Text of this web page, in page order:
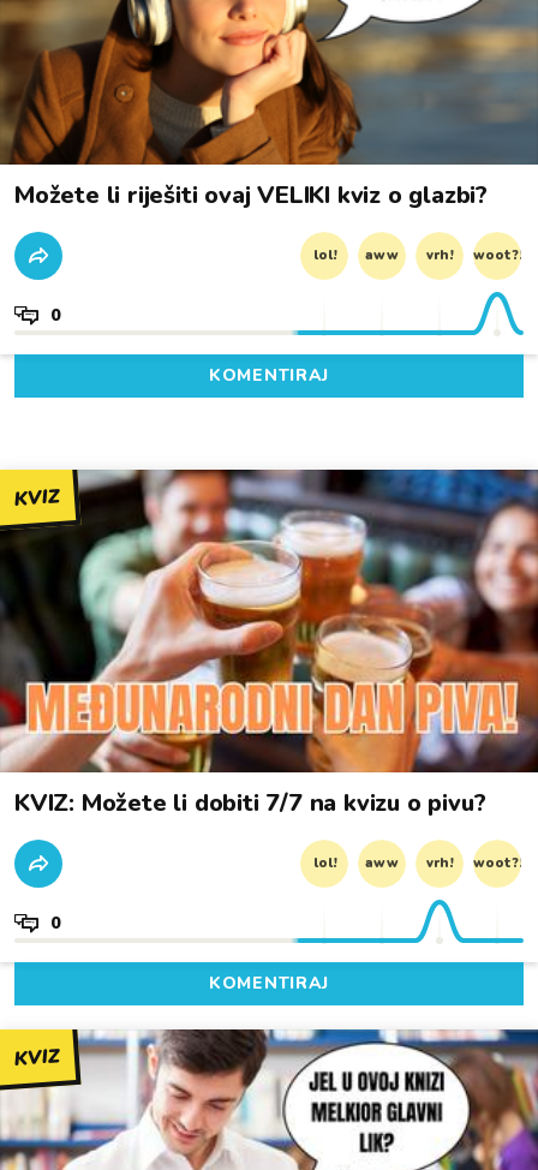
Možete li riješiti ovaj VELIKI kviz o glazbi?
lol! aww vrh! woot?!
0
KOMENTIRAJ
KVIZ
KVIZ: Možete li dobiti 7/7 na kvizu o pivu?
lol! aww vrh! woot?!
0
KOMENTIRAJ
KVIZ